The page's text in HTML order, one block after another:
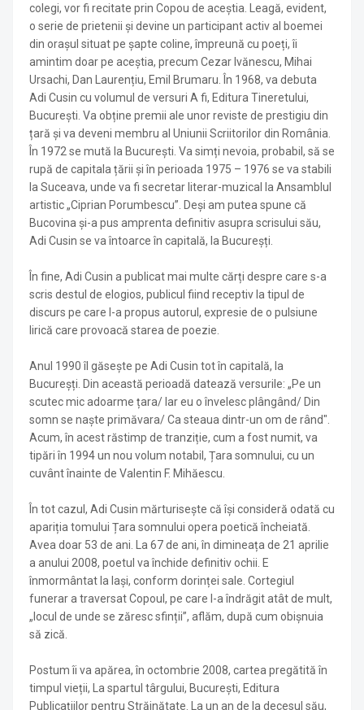
colegi, vor fi recitate prin Copou de aceștia. Leagă, evident,
o serie de prietenii și devine un participant activ al boemei
din orașul situat pe șapte coline, împreună cu poeți, îi
amintim doar pe aceștia, precum Cezar Ivănescu, Mihai
Ursachi, Dan Laurențiu, Emil Brumaru. În 1968, va debuta
Adi Cusin cu volumul de versuri A fi, Editura Tineretului,
București. Va obține premii ale unor reviste de prestigiu din
țară și va deveni membru al Uniunii Scriitorilor din România.
În 1972 se mută la București. Va simți nevoia, probabil, să se
rupă de capitala țării și în perioada 1975 – 1976 se va stabili
la Suceava, unde va fi secretar literar-muzical la Ansamblul
artistic „Ciprian Porumbescu”. Deși am putea spune că
Bucovina și-a pus amprenta definitiv asupra scrisului său,
Adi Cusin se va întoarce în capitală, la Bucureșți.
În fine, Adi Cusin a publicat mai multe cărți despre care s-a
scris destul de elogios, publicul fiind receptiv la tipul de
discurs pe care l-a propus autorul, expresie de o pulsiune
lirică care provoacă starea de poezie.
Anul 1990 îl găsește pe Adi Cusin tot în capitală, la
Bucureșți. Din această perioadă datează versurile: „Pe un
scutec mic adoarme țara/ Iar eu o învelesc plângând/ Din
somn se naște primăvara/ Ca steaua dintr-un om de rând".
Acum, în acest răstimp de tranziție, cum a fost numit, va
tipări în 1994 un nou volum notabil, Țara somnului, cu un
cuvânt înainte de Valentin F. Mihăescu.
În tot cazul, Adi Cusin mărturisește că își consideră odată cu
apariția tomului Țara somnului opera poetică încheiată.
Avea doar 53 de ani. La 67 de ani, în dimineața de 21 aprilie
a anului 2008, poetul va închide definitiv ochii. E
înmormântat la Iași, conform dorinței sale. Cortegiul
funerar a traversat Copoul, pe care l-a îndrăgit atât de mult,
„locul de unde se zăresc sfinții”, aflăm, după cum obișnuia
să zică.
Postum îi va apărea, în octombrie 2008, cartea pregătită în
timpul vieții, La spartul târgului, București, Editura
Publicațiilor pentru Străinătate. La un an de la decesul său,